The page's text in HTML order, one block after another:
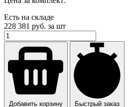
Есть на складе
228 381 руб. за шт
Добавить корзину Быстрый заказ